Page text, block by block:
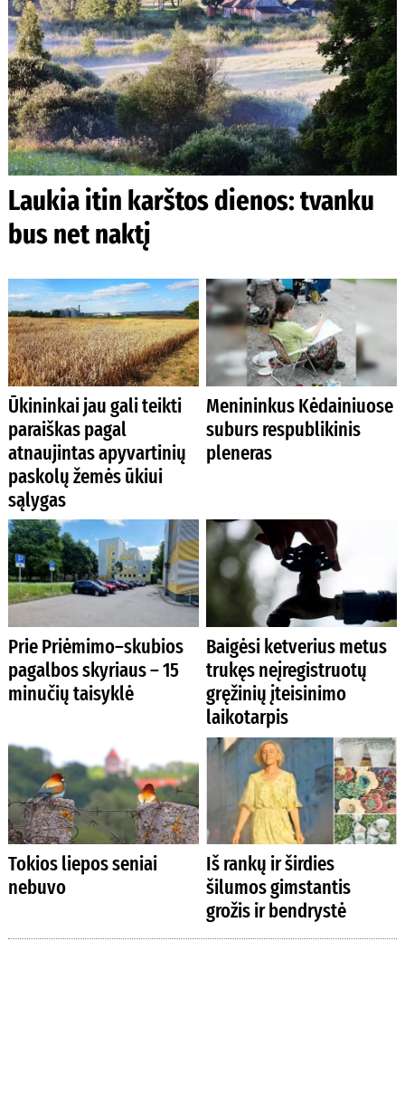
Laukia itin karštos dienos: tvanku
bus net naktį
Ūkininkai jau gali teikti
paraiškas pagal
atnaujintas apyvartinių
paskolų žemės ūkiui
sąlygas
Menininkus Kėdainiuose
suburs respublikinis
pleneras
Prie Priėmimo–skubios
pagalbos skyriaus – 15
minučių taisyklė
Baigėsi ketverius metus
trukęs neįregistruotų
gręžinių įteisinimo
laikotarpis
Tokios liepos seniai
nebuvo
Iš rankų ir širdies
šilumos gimstantis
grožis ir bendrystė